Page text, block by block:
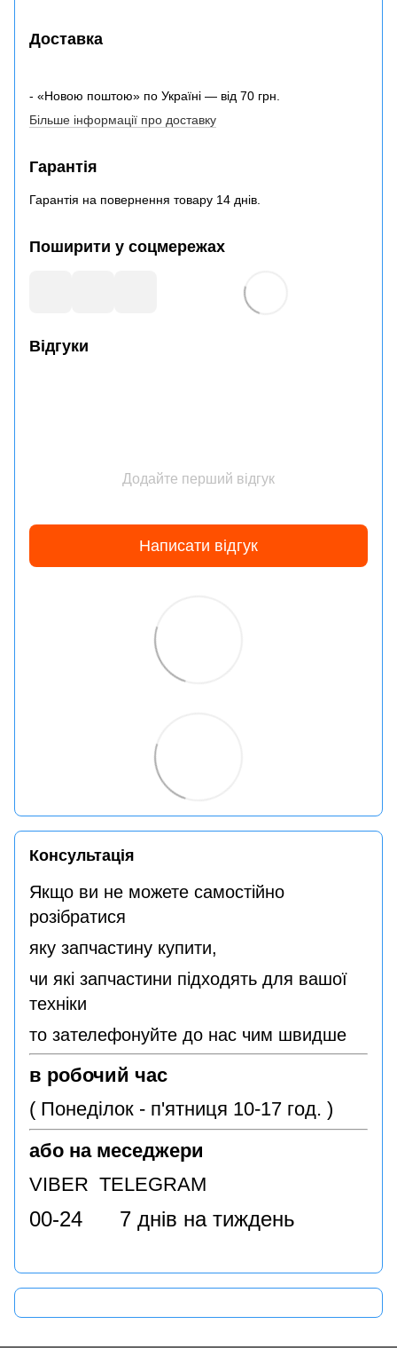
Доставка
- «Новою поштою» по Україні — від 70 грн.
Більше інформації про доставку
Гарантія
Гарантія на повернення товару 14 днів.
Поширити у соцмережах
Відгуки
Додайте перший відгук
Написати відгук
Консультація
Якщо ви не можете самостійно
розібратися
яку запчастину купити,
чи які запчастини підходять для вашої
техніки
то зателефонуйте до нас чим швидше
в робочий час
( Понеділок - п'ятниця 10-17 год. )
або на меседжери
VIBER TELEGRAM
00-24 7 днів на тиждень